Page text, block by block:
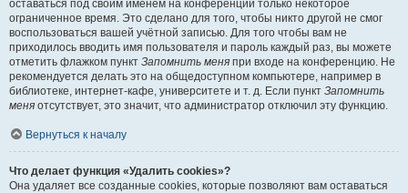
оставаться под своим именем на конференции только некоторое
ограниченное время. Это сделано для того, чтобы никто другой не смог
воспользоваться вашей учётной записью. Для того чтобы вам не
приходилось вводить имя пользователя и пароль каждый раз, вы можете
отметить флажком пункт Запомнить меня при входе на конференцию. Не
рекомендуется делать это на общедоступном компьютере, например в
библиотеке, интернет-кафе, университете и т. д. Если пункт Запомнить
меня отсутствует, это значит, что администратор отключил эту функцию.
Вернуться к началу
Что делает функция «Удалить cookies»?
Она удаляет все созданные cookies, которые позволяют вам оставаться